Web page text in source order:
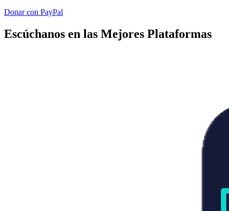
Donar con PayPal
Escúchanos en las Mejores Plataformas